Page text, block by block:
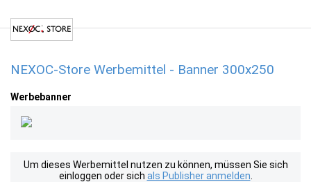
NEXOC-Store Werbemittel - Banner 300x250
Werbebanner
Um dieses Werbemittel nutzen zu können, müssen Sie sich
einloggen oder sich als Publisher anmelden